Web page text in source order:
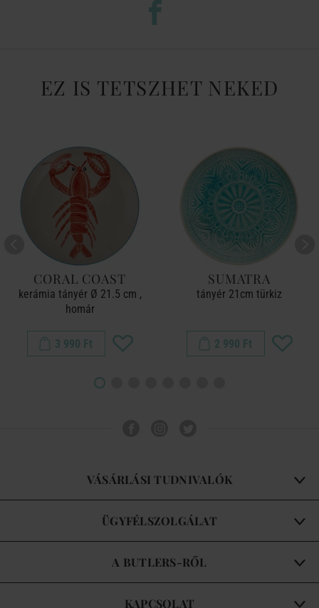
EZ IS TETSZHET NEKED
CORAL COAST
kerámia tányér Ø 21.5 cm ,
homár
3 990 Ft
SUMATRA
tányér 21cm türkiz
2 990 Ft
VÁSÁRLÁSI TUDNIVALÓK
ÜGYFÉLSZOLGÁLAT
A BUTLERS-RŐL
KAPCSOLAT